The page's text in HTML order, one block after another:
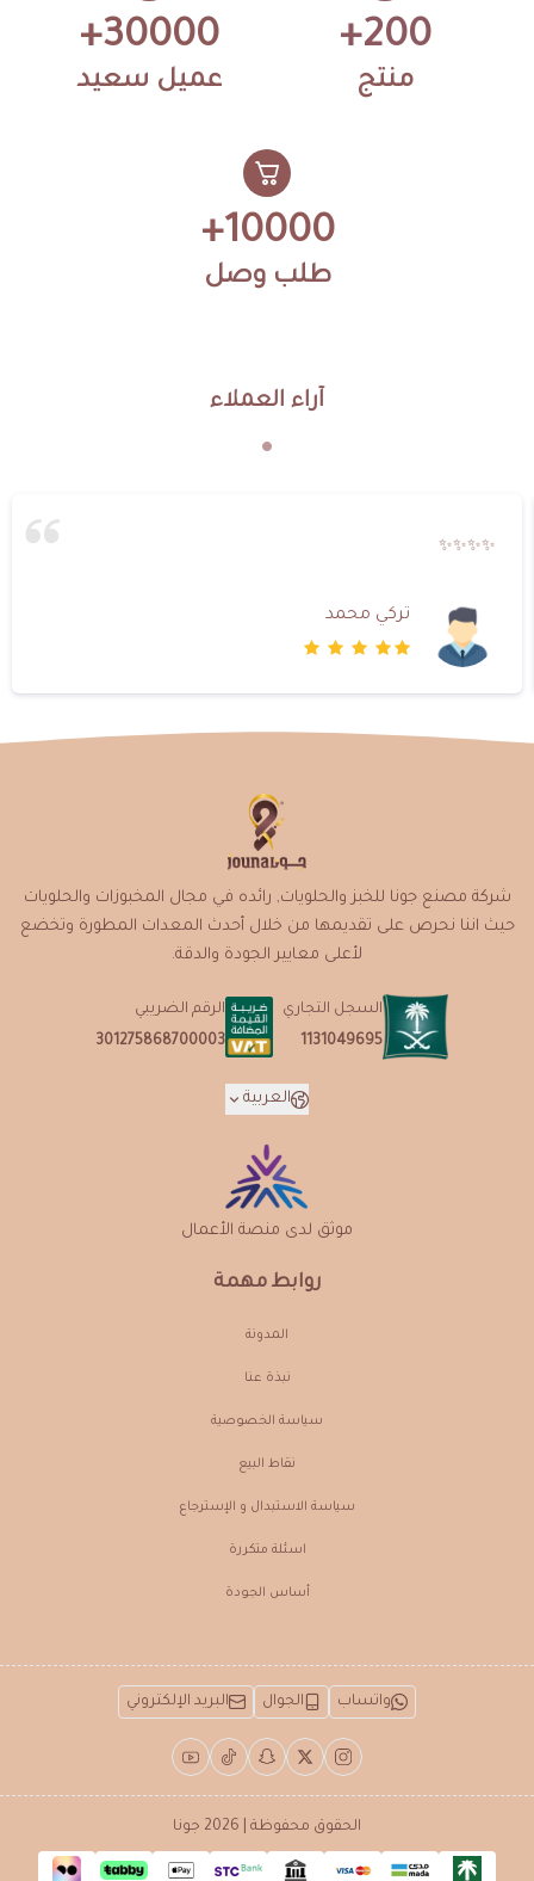
200+
منتج
30000+
عميل سعيد
10000+
طلب وصل
آراء العملاء
✨✨✨✨
تركي محمد
روابط مهمة
المدونة
نبذة عنـا
سياسة الخصوصية
نقاط البيع
سياسة الاستبدال و الإسترجاع
اسئلة متكررة
أساس الجودة
شركة مصنع جونا للخبز والحلويات, رائده في مجال المخبوزات والحلويات
حيث اننا نحرص على تقديمها من خلال أحدث المعدات المطورة وتخضع
لأعلى معايير الجودة والدقة.
السجل التجاري
1131049695
الرقم الضريبي
301275868700003
العربية
موثق لدى منصة الأعمال
واتساب الجوال البريد الإلكتروني
الحقوق محفوظة | 2026 جونا